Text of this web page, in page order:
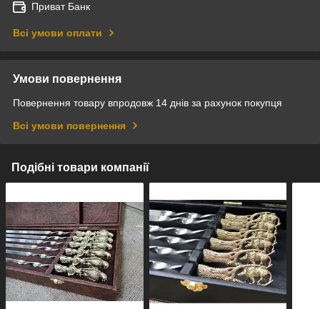
Приват Банк
Всі умови оплати
Умови повернення
Повернення товару впродовж 14 днів за рахунок покупця
Всі умови повернення
Подібні товари компанії